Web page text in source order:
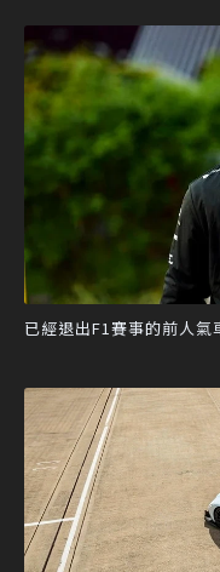
已經退出F1賽事的前人